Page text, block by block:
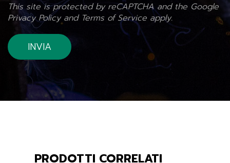
This site is protected by reCAPTCHA and the Google
Privacy Policyand Terms of Service apply.
PRODOTTI CORRELATI